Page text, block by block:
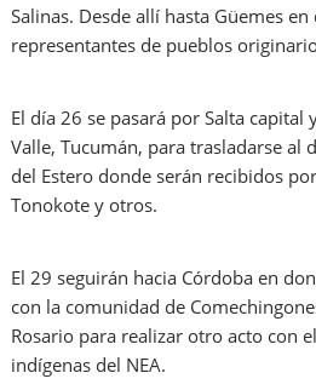
Salinas. Desde allí hasta Güemes
representantes de pueblos
El día 26 se pasará por Salta capital
Valle, Tucumán, para trasladarse al
del Estero donde serán recibidos
Tonokote y otros.
El 29 seguirán hacia Córdoba en
con la comunidad de
Rosario para realizar otro acto con
indígenas del NEA.